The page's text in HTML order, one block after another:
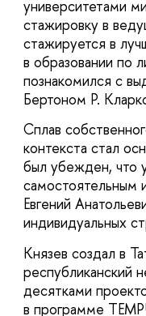
университетами
стажировку в
стажируется в
в образовании по
познакомился с
Бертоном Р.
Сплав
контекста стал
был убежден, что
самостоятельным
Евгений
индивидуальных
Князев создал в
республиканский
десятками
в программе